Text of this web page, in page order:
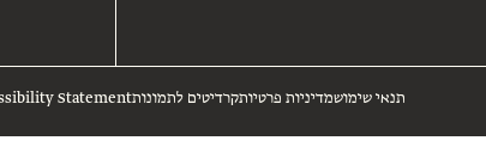
תנאי שימושמדיניות פרטיותקרדיטים לתמונותStatement